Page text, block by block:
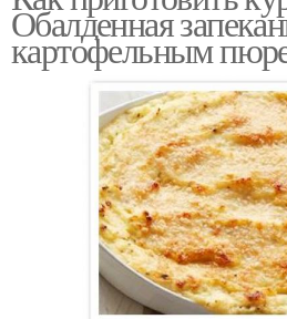
Обалденная
картофельным